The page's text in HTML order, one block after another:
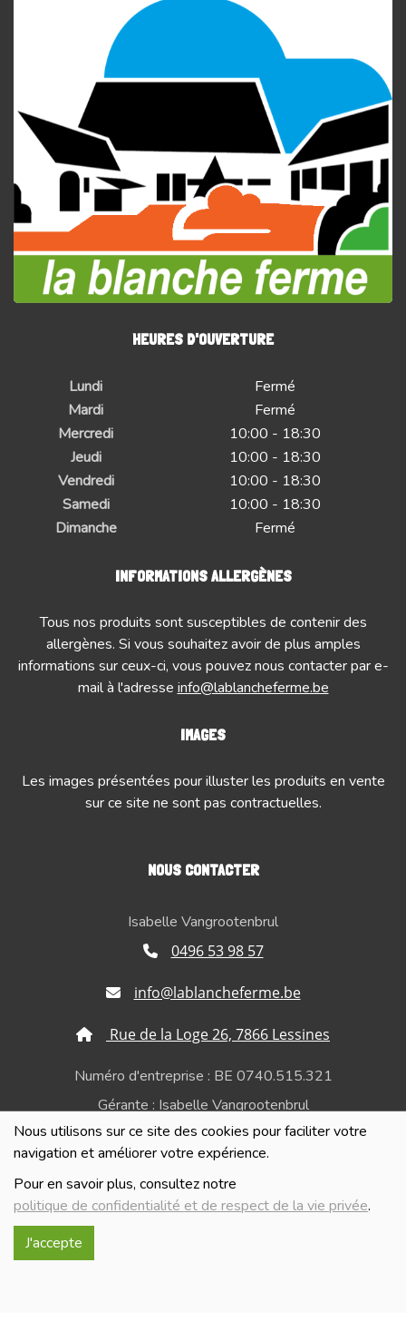
Nous utilisons sur ce site des cookies pour faciliter votre
navigation et améliorer votre expérience.
Pour en savoir plus, consultez notre
politique de confidentialité et de respect de la vie privée.
J'accepte
HEURES D'OUVERTURE
Lundi
Fermé
Mardi
Fermé
Mercredi
10:00 - 18:30
Jeudi
10:00 - 18:30
Vendredi
10:00 - 18:30
Samedi
10:00 - 18:30
Dimanche
Fermé
INFORMATIONS ALLERGÈNES
Tous nos produits sont susceptibles de contenir des
allergènes. Si vous souhaitez avoir de plus amples
informations sur ceux-ci, vous pouvez nous contacter par e-
mail à l'adresse info@lablancheferme.be
IMAGES
Les images présentées pour illuster les produits en vente
sur ce site ne sont pas contractuelles.
NOUS CONTACTER
Isabelle Vangrootenbrul
0496 53 98 57
info@lablancheferme.be
Rue de la Loge 26, 7866 Lessines
Numéro d'entreprise : BE 0740.515.321
Gérante : Isabelle Vangrootenbrul
Politique de confidentialité et de respect de la vie
privée